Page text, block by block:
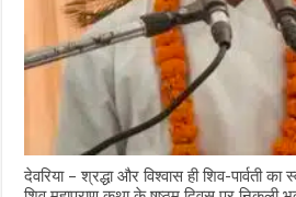
देवरिया – श्रद्धा और विश्वास ही शिव-पार्वती